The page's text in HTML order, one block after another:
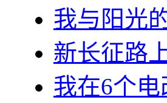
我与阳光
新长征路
我在6个